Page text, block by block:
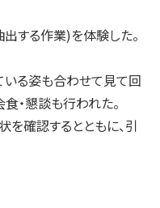
する作業)を体験した。
いる姿も合わせて見て回
・懇談も行われた。
確認するとともに、引